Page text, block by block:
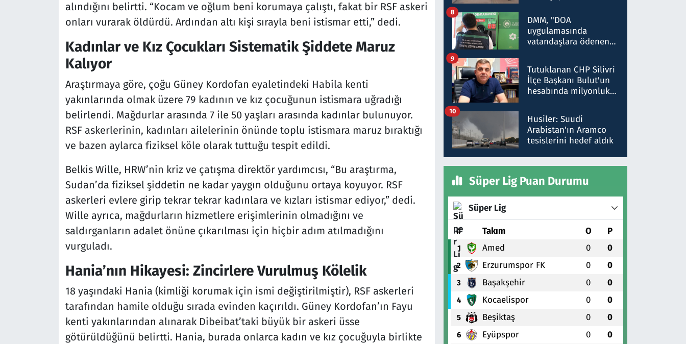
alındığını belirtti. “Kocam ve oğlum beni korumaya çalıştı, fakat bir RSF askeri
onları vurarak öldürdü. Ardından altı kişi sırayla beni istismar etti,” dedi.
Kadınlar ve Kız Çocukları Sistematik Şiddete Maruz
Kalıyor
Araştırmaya göre, çoğu Güney Kordofan eyaletindeki Habila kenti
yakınlarında olmak üzere 79 kadının ve kız çocuğunun istismara uğradığı
belirlendi. Mağdurlar arasında 7 ile 50 yaşları arasında kadınlar bulunuyor.
RSF askerlerinin, kadınları ailelerinin önünde toplu istismara maruz bıraktığı
ve bazen aylarca fiziksel köle olarak tuttuğu tespit edildi.
Belkis Wille, HRW’nin kriz ve çatışma direktör yardımcısı, “Bu araştırma,
Sudan’da fiziksel şiddetin ne kadar yaygın olduğunu ortaya koyuyor. RSF
askerleri evlere girip tekrar tekrar kadınlara ve kızları istismar ediyor,” dedi.
Wille ayrıca, mağdurların hizmetlere erişimlerinin olmadığını ve
saldırganların adalet önüne çıkarılması için hiçbir adım atılmadığını
vurguladı.
Hania’nın Hikayesi: Zincirlere Vurulmuş Kölelik
18 yaşındaki Hania (kimliği korumak için ismi değiştirilmiştir), RSF askerleri
tarafından hamile olduğu sırada evinden kaçırıldı. Güney Kordofan’ın Fayu
kenti yakınlarından alınarak Dibeibat’taki büyük bir askeri üsse
götürüldüğünü belirtti. Hania, burada onlarca kadın ve kız çocuğuyla birlikte
DMM, "DOA
uygulamasında
vatandaşlara ödenen
düşürüldüğü" iddiasını
yalanladı
8
Tutuklanan CHP Silivri
İlçe Başkanı Bulut'un
hesabında milyonluk
talimat verdi, ben
gönderdim
9
Husiler: Suudi
Arabistan'ın Aramco
tesislerini hedef aldık
10
Süper Lig Puan Durumu
Süper Lig
# Takım O P
1 Amed 0 0
2 Erzurumspor FK 0 0
3 Başakşehir 0 0
4 Kocaelispor 0 0
5 Beşiktaş 0 0
6 Eyüpspor 0 0